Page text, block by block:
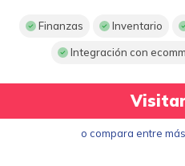
Finanzas Inventario
Integración con
o compara entre